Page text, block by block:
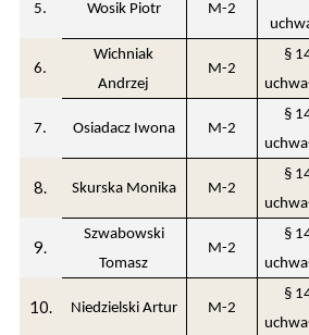
5. Wosik Piotr M-2
6.
Wichniak
Andrzej
M-2
§
7. Osiadacz Iwona M-2
§
8. Skurska Monika M-2
§
9.
Szwabowski
Tomasz
M-2
§
10. Niedzielski Artur M-2
§